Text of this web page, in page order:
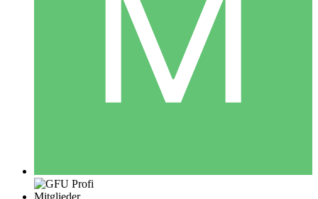
Mitglieder